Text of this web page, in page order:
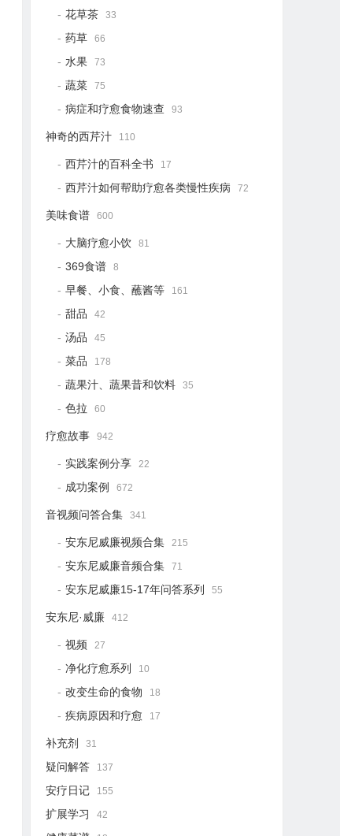
花草茶 33
药草 66
水果 73
蔬菜 75
病症和疗愈食物速查 93
神奇的西芹汁 110
西芹汁的百科全书 17
西芹汁如何帮助疗愈各类慢性疾病 72
美味食谱 600
大脑疗愈小饮 81
369食谱 8
早餐、小食、蘸酱等 161
甜品 42
汤品 45
菜品 178
蔬果汁、蔬果昔和饮料 35
色拉 60
疗愈故事 942
实践案例分享 22
成功案例 672
音视频问答合集 341
安东尼威廉视频合集 215
安东尼威廉音频合集 71
安东尼威廉15-17年问答系列 55
安东尼·威廉 412
视频 27
净化疗愈系列 10
改变生命的食物 18
疾病原因和疗愈 17
补充剂 31
疑问解答 137
安疗日记 155
扩展学习 42